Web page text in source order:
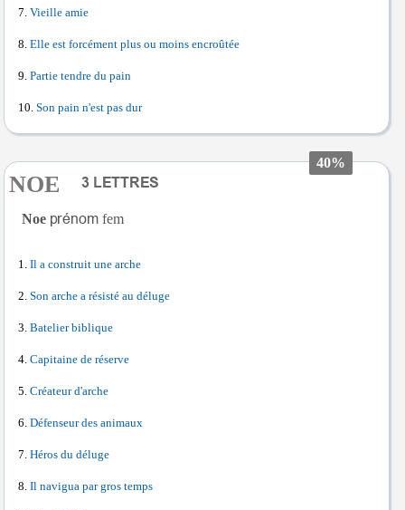
Vieille amie
Elle est forcément plus ou moins encroûtée
Partie tendre du pain
Son pain n'est pas dur
40%
NOE
Noe fem
Il a construit une arche
Son arche a résisté au déluge
Batelier biblique
Capitaine de réserve
Créateur d'arche
Défenseur des animaux
Héros du déluge
Il navigua par gros temps